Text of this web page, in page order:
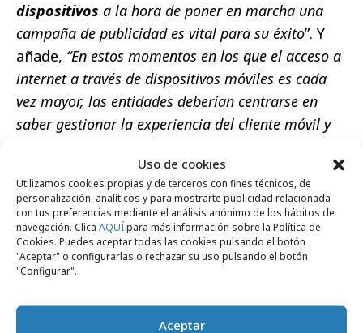
Uso de cookies
Utilizamos cookies propias y de terceros con fines técnicos, de
personalización, analíticos y para mostrarte publicidad relacionada
con tus preferencias mediante el análisis anónimo de los hábitos de
navegación. Clica AQUÍpara más información sobre la Política de
Cookies. Puedes aceptar todas las cookies pulsando el botón
"Aceptar" o configurarlas o rechazar su uso pulsando el botón
"Configurar".
Aceptar
dispositivos a la hora de poner en marcha una
campaña de publicidad es vital para su éxito”. Y
añade, “En estos momentos en los que el acceso a
internet a través de dispositivos móviles es cada
vez mayor, las entidades deberían centrarse en
saber gestionar la experiencia del cliente móvil y
Comparte